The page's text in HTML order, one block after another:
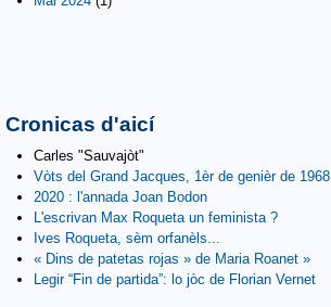
Cronicas d'aicí
Carles "Sauvajòt"
Vòts del Grand Jacques, 1èr de genièr de 1968
2020 : l'annada Joan Bodon
L'escrivan Max Roqueta un feminista ?
Ives Roqueta, sèm orfanèls...
« Dins de patetas rojas » de Maria Roanet »
Legir “Fin de partida”: lo jòc de Florian Vernet